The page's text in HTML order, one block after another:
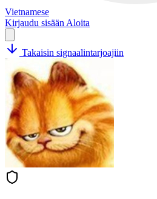
Vietnamese
Kirjaudu sisään Aloita
Takaisin signaalintarjoajiin